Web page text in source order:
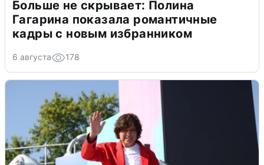
Больше не скрывает: Полина
Гагарина показала романтичные
кадры с новым избранником
6 августа 178